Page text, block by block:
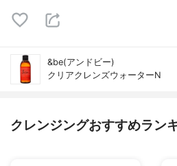
&be(アンドビー)
クリアクレンズウォーターN
クレンジングおすすめラン